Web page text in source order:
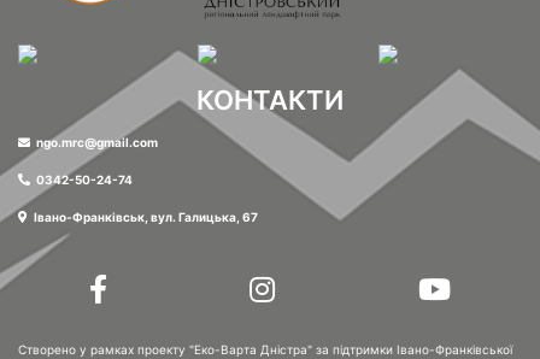
КОНТАКТИ
ngo.mrc@gmail.com
0342-50-24-74
Івано-Франківськ, вул. Галицька, 67
Створено у рамках проекту "Еко-Варта Дністра" за підтримки Івано-Франківської